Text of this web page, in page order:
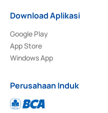
Download Aplikasi
Google Play
App Store
Windows App
Perusahaan Induk